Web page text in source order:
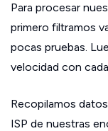
Para procesar
primero filtramos
pocas pruebas.
velocidad con
Recopilamos
ISP de nuestras